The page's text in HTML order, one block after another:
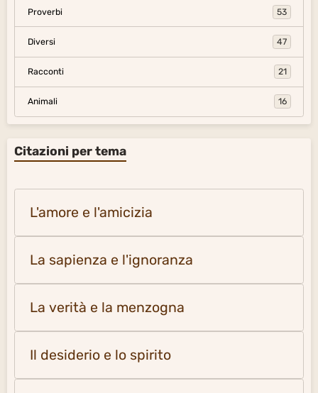
Proverbi 53
Diversi 47
Racconti 21
Animali 16
Citazioni per tema
L'amore e l'amicizia
La sapienza e l'ignoranza
La verità e la menzogna
Il desiderio e lo spirito